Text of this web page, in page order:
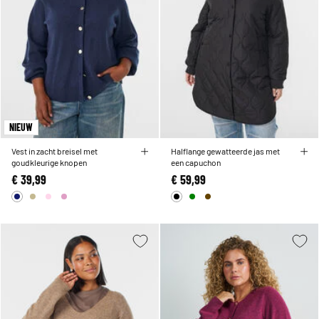
NIEUW
Vest in zacht breisel met
goudkleurige knopen
€ 39,99
Halflange gewatteerde jas met
een capuchon
€ 59,99